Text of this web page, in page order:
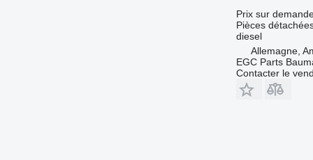
Prix sur
Pièces
diesel
Allemagne,
EGC Parts
Contacter le